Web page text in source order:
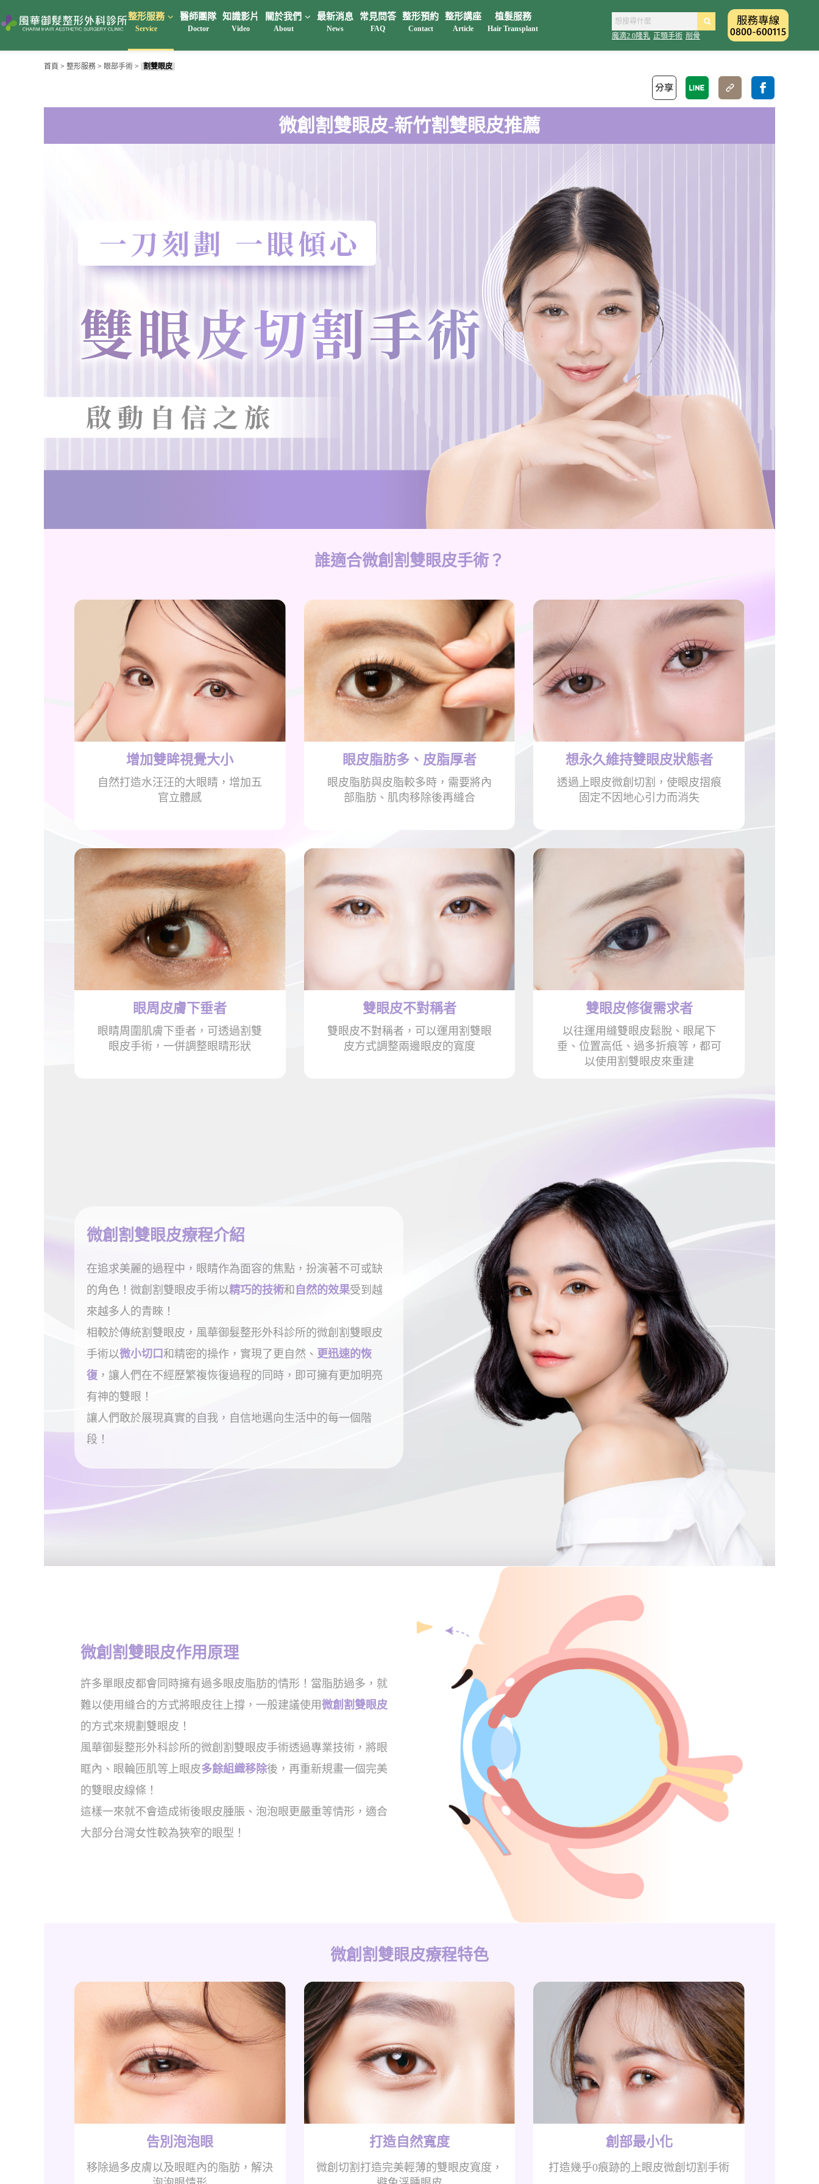
魔滴2.0隆乳 正顎手術 削骨
整形服務
Service
醫師團隊
Doctor
知識影片
Video
關於我們
About
最新消息
News
常見問答
FAQ
整形預約
Contact
整形講座
Article
植髮服務
Hair Transplant
首頁 > 整形服務 > 眼部手術 > 割雙眼皮
微創割雙眼皮-新竹割雙眼皮推薦
誰適合微創割雙眼皮手術？
增加雙眸視覺大小
自然打造水汪汪的大眼睛，增加五
官立體感
眼皮脂肪多、 皮脂厚者
眼皮脂肪與皮脂較多時，需要將內
部脂肪、肌肉移除後再縫合
想永久維持雙眼皮狀態者
透過上眼皮微創切割，使眼皮摺痕
固定不因地心引力而消失
眼周皮膚下垂者
眼睛周圍肌膚下垂者，可透過割雙
眼皮手術，一併調整眼睛形狀
雙眼皮不對稱者
雙眼皮不對稱者，可以運用割雙眼
皮方式調整兩邊眼皮的寬度
雙眼皮修復需求者
以往運用縫雙眼皮鬆脫、眼尾下
垂、位置高低、過多折痕等，都可
以使用割雙眼皮來重建
微創割雙眼皮療程介紹
在追求美麗的過程中，眼睛作為面容的焦點，扮演著不可或缺
的角色！微創割雙眼皮手術以精巧的技術和 自然的效果受到越
來越多人的青睞！
相較於傳統割雙眼皮，風華御髮整形外科診所的微創割雙眼皮
手術以微小切口和精密的操作，實現了更自然、 更迅速的恢
復 ，讓人們在不經歷繁複恢復過程的同時，即可擁有更加明亮
有神的雙眼！
讓人們敢於展現真實的自我，自信地邁向生活中的每一個階
段！
微創割雙眼皮作用原理
許多單眼皮都會同時擁有過多眼皮脂肪的情形！當脂肪過多，就
難以使用縫合的方式將眼皮往上撐，一般建議使用微創割雙眼皮
的方式來規劃雙眼皮！
風華御髮整形外科診所的微創割雙眼皮手術透過專業技術，將眼
眶內、眼輪匝肌等上眼皮多餘組織移除後，再重新規畫一個完美
的雙眼皮線條！
這樣一來就不會造成術後眼皮腫脹、泡泡眼更嚴重等情形，適合
大部分台灣女性較為狹窄的眼型！
微創割雙眼皮療程特色
告別泡泡眼
移除過多皮膚以及眼眶內的脂肪，解決
打造自然寬度
微創切割打造完美輕薄的雙眼皮寬度，
創部最小化
打造幾乎0痕跡的上眼皮微創切割手術